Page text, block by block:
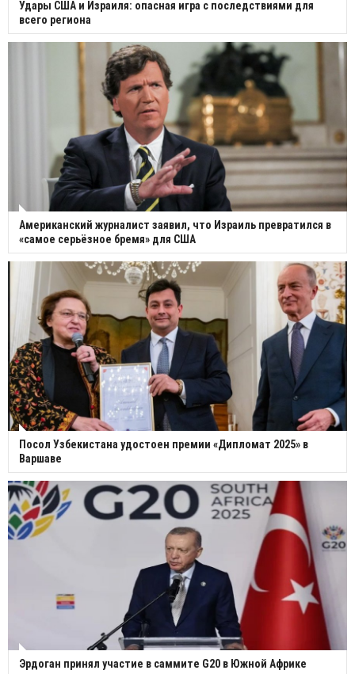
Удары США и Израиля: опасная игра с последствиями для
всего региона
Американский журналист заявил, что Израиль превратился в
«самое серьёзное бремя» для США
Посол Узбекистана удостоен премии «Дипломат 2025» в
Варшаве
Эрдоган принял участие в саммите G20 в Южной Африке